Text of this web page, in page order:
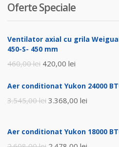
Oferte Speciale
Ventilator axial cu grila
450-S- 450 mm
460,00lei Prețul
a
fost:
420,00 lei
este:
420,00 lei.
Aer conditionat Yukon 24000
3.545,00lei Prețul
3.368,00 lei
este:
Aer conditionat Yukon 18000